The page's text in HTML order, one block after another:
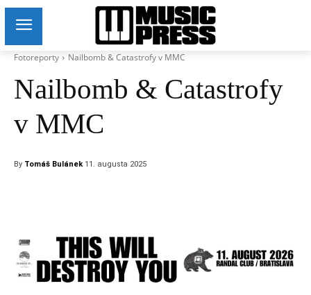
Fotoreporty Nailbomb & Catastrofy v MMC
Nailbomb & Catastrofy
v MMC
By Tomáš Bulánek 11. augusta 2025